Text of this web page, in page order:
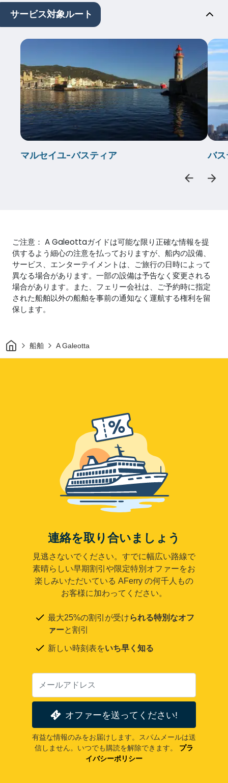
サービス対象ルート
マルセイユ-バスティア バ
ご注意： A Galeottaガイドは可能な限り正確な情報を提
供するよう細心の注意を払っておりますが、船内の設備、
サービス、エンターテイメントは、ご旅行の日時によって
異なる場合があります。一部の設備は予告なく変更される
場合があります。また、フェリー会社は、ご予約時に指定
された船舶以外の船舶を事前の通知なく運航する権利を留
保します。
家 船舶 A Galeotta
連絡を取り合いましょう
見逃さないでください。すでに幅広い路線で
素晴らしい早期割引や限定特別オファーをお
楽しみいただいている AFerry の何千人もの
お客様に加わってください。
最大25%の割引が受けられる特別なオフ
ァーと割引
新しい時刻表をいち早く知る
オファーを送ってください!
有益な情報のみをお届けします。スパムメールは送
信しません。いつでも購読を解除できます。
プラ
イバシーポリシー